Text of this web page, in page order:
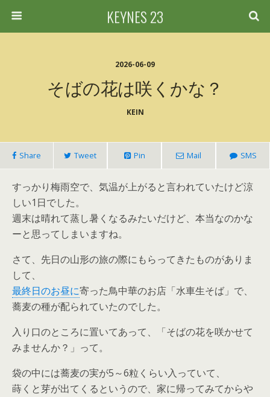
KEYNES 23
2026-06-09
そばの花は咲くかな？
KEIN
Share Tweet Pin Mail SMS
すっかり梅雨空で、気温が上がると言われていたけど涼
しい1日でした。
週末は晴れて蒸し暑くなるみたいだけど、本当なのかな
ーと思ってしまいますね。
さて、先日の山形の旅の際にもらってきたものがありま
して、
最終日のお昼に寄った鳥中華のお店「水車生そば」で、
蕎麦の種が配られていたのでした。
入り口のところに置いてあって、「そばの花を咲かせて
みませんか？」って。
袋の中には蕎麦の実が5～6粒くらい入っていて、
蒔くと芽が出てくるというので、家に帰ってみてからや